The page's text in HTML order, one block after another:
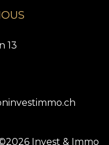
13
Invest & Immo